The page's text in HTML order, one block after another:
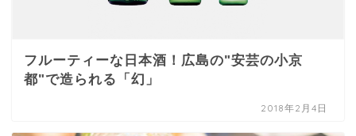
フルーティーな日本酒！広島の"安芸の小京
都"で造られる「幻」
2018年2月4日